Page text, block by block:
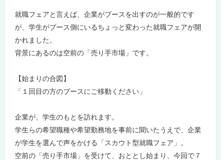
就職フェアと言えば、企業がブースを出すのが一般的です
が、学生がブース側にいるちょっと変わった就職フェアが開
かれました。
背景にあるのは空前の「売り手市場」です。
【始まりの合図】
「１回目の方のブースにご移動ください」
企業が、学生のもとを訪れます。
学生らの希望職種や希望勤務地を事前に聞いたうえで、企業
が学生を選んで声をかける「スカウト型就職フェア」。
空前の「売り手市場」を受けて、おととし始まり、今回で７